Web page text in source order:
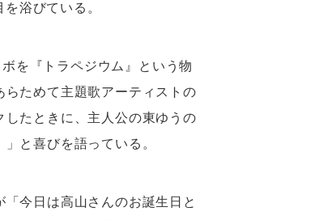
浴びている。
を『トラペジウム』という物
ためて主題歌アーティストの
たときに、主人公の東ゆうの
と喜びを語っている。
今日は高山さんのお誕生日と